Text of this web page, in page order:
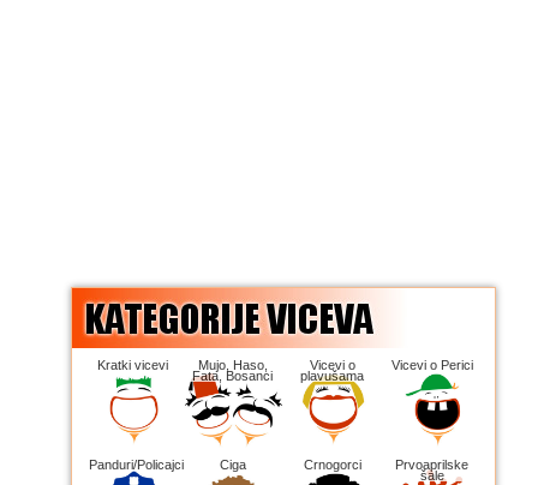
Kratki vicevi Mujo, Haso,
Fata, Bosanci
Vicevi o
plavušama
Vicevi o Perici
Panduri/Policajci Ciga Crnogorci Prvoaprilske
šale